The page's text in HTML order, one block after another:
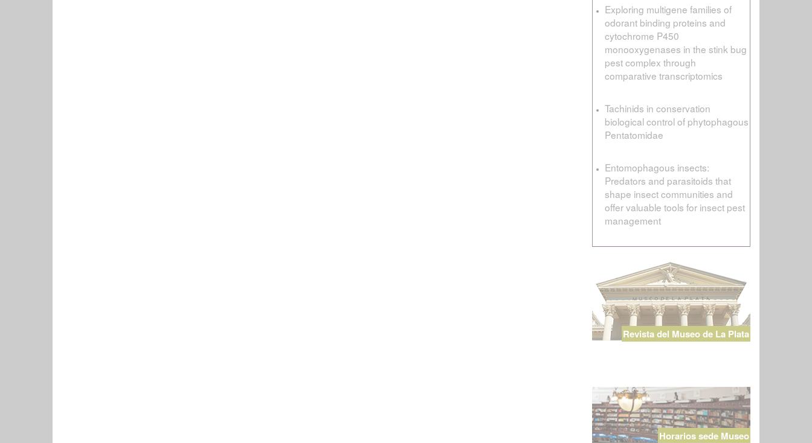
Exploring multigene families of
odorant binding proteins and
cytochrome P450
monooxygenases in the stink bug
pest complex through
comparative transcriptomics
Tachinids in conservation
biological control of phytophagous
Pentatomidae
Entomophagous insects:
Predators and parasitoids that
shape insect communities and
offer valuable tools for insect pest
management
Revista del Museo de La Plata
Horarios sede Museo